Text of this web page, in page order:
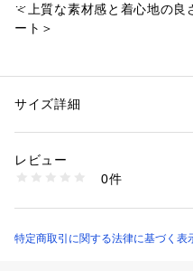
＜上質な素材感と着心地の良
ート＞
チェックジャカードです。
フラノ生地のようなコンパク
ー本来の伸縮性による快適
シンプルでありながら、ジャ
性別：レディース
素材：表地 本体 毛100% 見返し
生産国：中国製
1106400000245
サイズ詳細
レビュー
0件
特定商取引に関する法律に基づく表